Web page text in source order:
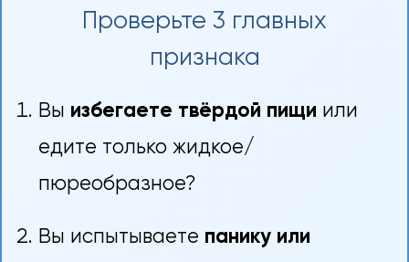
Проверьте 3 главных
признака
Вы избегаете твёрдой пищи или
едите только жидкое/
пюреобразное?
Вы испытываете панику или